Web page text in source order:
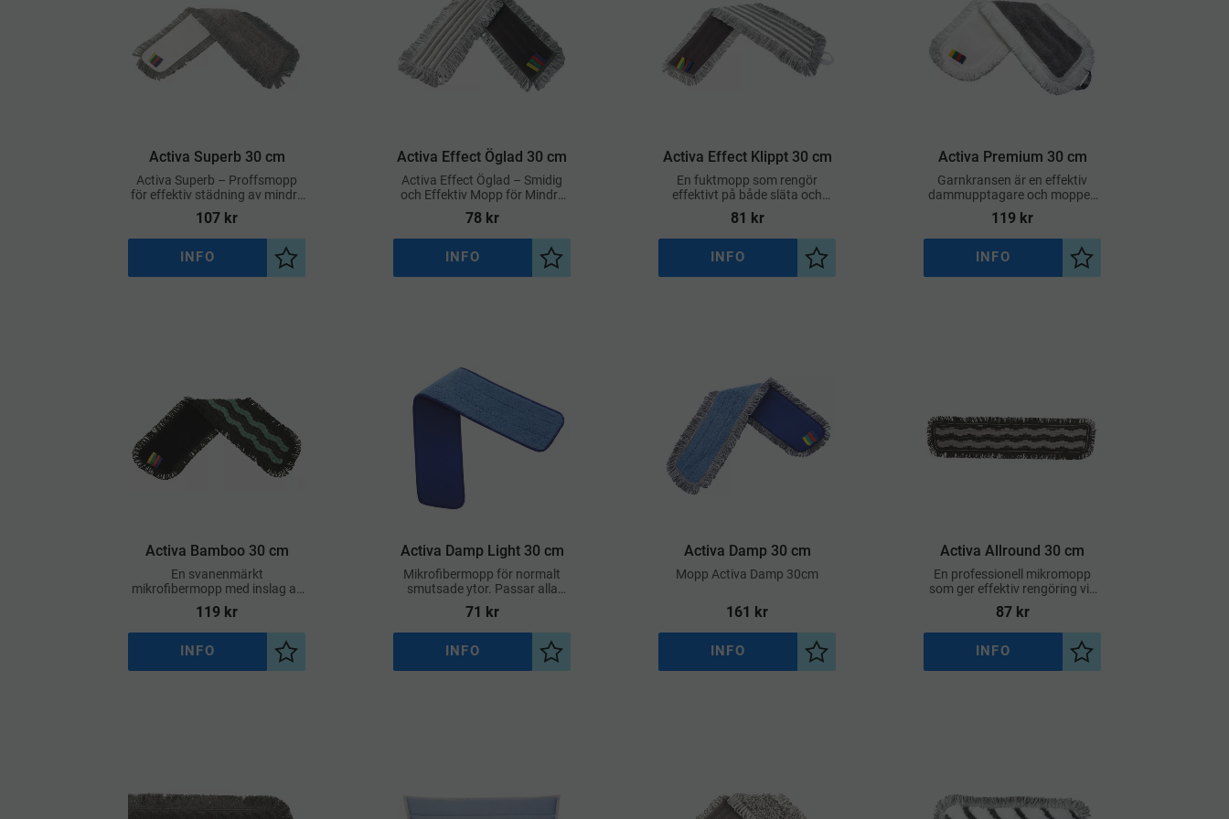
Activa Superb 30 cm
Activa Superb – Proffsmopp
för effektiv städning av mindre
ytor
107 kr
Lägg till i önskelista
INFO
Activa Effect Öglad 30 cm
Activa Effect Öglad – Smidig
och Effektiv Mopp för Mindre
Ytor
78kr
Lägg till i önskelista
INFO
Activa Effect Klippt 30 cm
En fuktmopp som rengör
effektivt på både släta och
strukturerade golv
81 kr
Lägg till i önskelista
INFO
Activa Premium 30 cm
Garnkransen är en effektiv
dammupptagare och moppen
plockar smuts över hela
bredden
119 kr
Lägg till i önskelista
INFO
Activa Bamboo 30 cm
En svanenmärkt
mikrofibermopp med inslag av
bambu som ger en naturligt
hygienisk rengöring
119 kr
Lägg till i önskelista
INFO
Activa Damp Light 30 cm
Mikrofibermopp för normalt
smutsade ytor. Passar alla
golvytor
71 kr
Lägg till i önskelista
INFO
Activa Damp 30 cm
Mopp Activa Damp 30cm
161 kr
Lägg till i önskelista
INFO
Activa Allround 30 cm
En professionell mikromopp
som ger effektiv rengöring vid
både daglig städning och mer
krävande uppgifter.
87kr
Lägg till i önskelista
INFO